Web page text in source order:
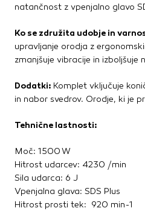
natančnost z vpenjalno glavo
Ko se združita udobje in
upravljanje orodja z
zmanjšuje vibracije in izboljšuje
Dodatki: Komplet vključuje
in nabor svedrov. Orodje, ki je
Tehnične lastnosti:
Moč: 1500 W
Hitrost udarcev: 4230 /min
Sila udarca: 6 J
Vpenjalna glava: SDS Plus
Hitrost prosti tek: 920 min-1